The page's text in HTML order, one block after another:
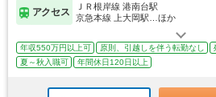
アクセス
ＪＲ根岸線 港南台駅
京急本線 上大岡駅…ほか
年収550万円以上可 原則、引越しを伴う転勤なし
夏～秋入職可
年間休日120日以上